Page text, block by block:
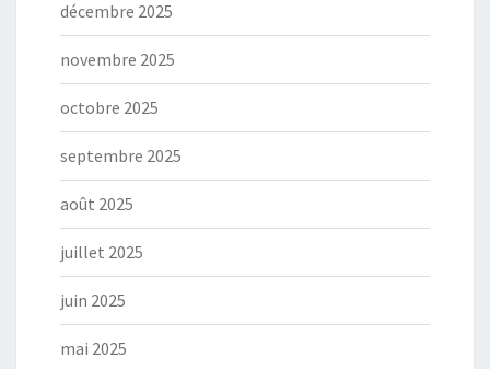
décembre 2025
novembre 2025
octobre 2025
septembre 2025
août 2025
juillet 2025
juin 2025
mai 2025